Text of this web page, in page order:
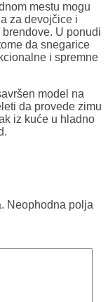
mestu mogu
za devojčice i
U ponudi
da snegarice
i spremne
model na
da provede zimu
iz kuće u hladno
Neophodna polja